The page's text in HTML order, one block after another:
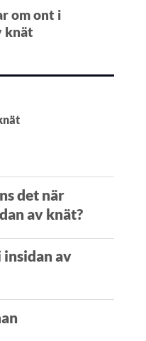
om ont i
knät
det när
av knät?
av